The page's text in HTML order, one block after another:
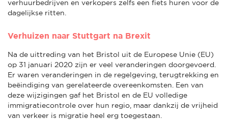
verhuurbedrijven en verkopers zelfs een fiets huren voor de
dagelijkse ritten.
Verhuizen naar Stuttgart na Brexit
Na de uittreding van het Bristol uit de Europese Unie (EU)
op 31 januari 2020 zijn er veel veranderingen doorgevoerd.
Er waren veranderingen in de regelgeving, terugtrekking en
beëindiging van gerelateerde overeenkomsten. Een van
deze wijzigingen gaf het Bristol en de EU volledige
immigratiecontrole over hun regio, maar dankzij de vrijheid
van verkeer is migratie heel erg toegestaan.